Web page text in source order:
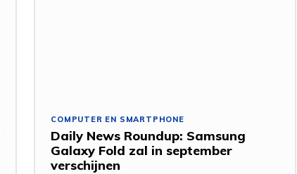
COMPUTER EN SMARTPHONE
Daily News Roundup: Samsung
Galaxy Fold zal in september
verschijnen